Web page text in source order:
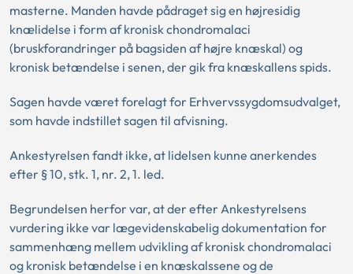
masterne. Manden havde pådraget sig en højresidig
knælidelse i form af kronisk chondromalaci
(bruskforandringer på bagsiden af højre knæskal) og
kronisk betændelse i senen, der gik fra knæskallens spids.
Sagen havde været forelagt for Erhvervssygdomsudvalget,
som havde indstillet sagen til afvisning.
Ankestyrelsen fandt ikke, at lidelsen kunne anerkendes
efter § 10, stk. 1, nr. 2, 1. led.
Begrundelsen herfor var, at der efter Ankestyrelsens
vurdering ikke var lægevidenskabelig dokumentation for
sammenhæng mellem udvikling af kronisk chondromalaci
og kronisk betændelse i en knæskalssene og de